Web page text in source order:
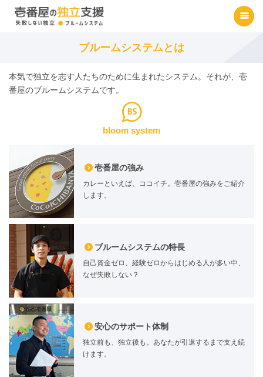
ブルームシステムとは
本気で独立を志す人たちのために生まれたシステム。それが、壱
番屋のブルームシステムです。
bloom system
壱番屋の強み
カレーといえば、ココイチ。壱番屋の強みをご紹介
します。
ブルームシステムの特長
自己資金ゼロ、経験ゼロからはじめる人が多い中、
なぜ失敗しない？
安心のサポート体制
独立前も、独立後も。あなたが引退するまで支え続
けます。